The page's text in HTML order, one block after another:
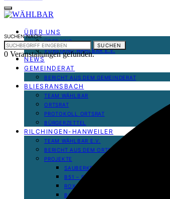
ÜBER UNS
ÜBER UNS
VORSTAND WÄHLBAR E.V.
NEWS
GEMEINDERAT
BERICHT AUS DEM GEMEINDERAT
BLIESRANSBACH
TEAM WÄHLBAR
ORTSRAT
PROTOKOLL ORTSRAT
BÜRGERZETTEL
RILCHINGEN-HANWEILER
TEAM WÄHLBAR E.V.
BERICHT AUS DEM ORTSRAT
PROJEKTE
SAUBERKEIT UND SICHERHEIT IM ORT
B51 – ES REICHT
ROXANE – DAS WASSER GEHÖRT UNS
BOLZPLATZ – RILCHINGEN-HANWEILER
SUCHEN NACH:
SUCHEN
0 Veranstaltungen gefunden.